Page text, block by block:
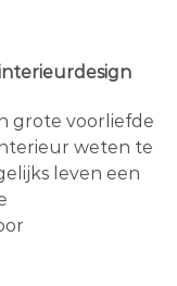
grote voorliefde
weten te
leven een